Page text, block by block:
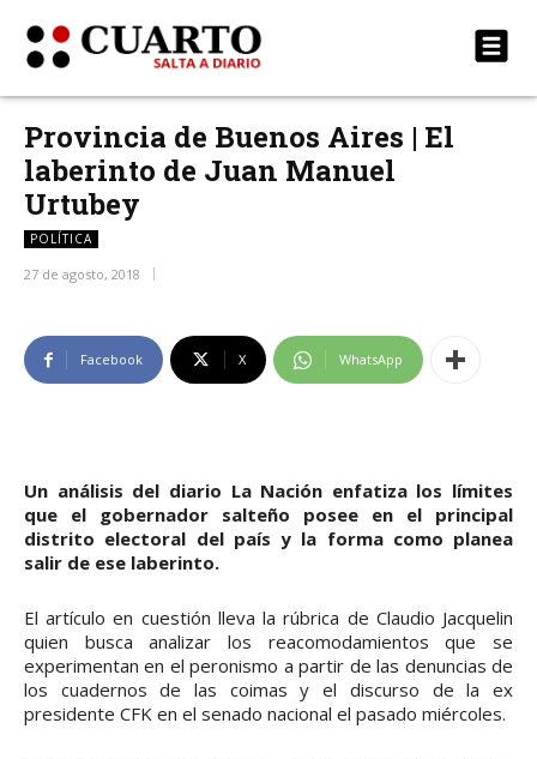
Provincia de Buenos Aires | El
laberinto de Juan Manuel
Urtubey
POLÍTICA
27 de agosto, 2018
Facebook X WhatsApp
Un análisis del diario La Nación enfatiza los límites
que el gobernador salteño posee en el principal
distrito electoral del país y la forma como planea
salir de ese laberinto.
El artículo en cuestión lleva la rúbrica de Claudio Jacquelin
quien busca analizar los reacomodamientos que se
experimentan en el peronismo a partir de las denuncias de
los cuadernos de las coimas y el discurso de la ex
presidente CFK en el senado nacional el pasado miércoles.